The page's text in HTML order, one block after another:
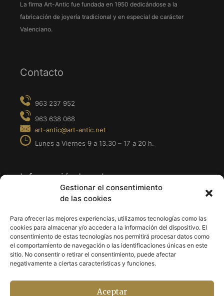
Gestionar el consentimiento
de las cookies
Para ofrecer las mejores experiencias, utilizamos tecnologías como las
cookies para almacenar y/o acceder a la información del dispositivo. El
consentimiento de estas tecnologías nos permitirá procesar datos como
el comportamiento de navegación o las identificaciones únicas en este
sitio. No consentir o retirar el consentimiento, puede afectar
negativamente a ciertas características y funciones.
Aceptar
La firma Art-Antic fue fundada en 1950 dedicándose a la
fabricación de joyería tradicional y en especial de carácter
Valenciano.
Contacto
Información Legal
· Política de Privacidad
· Política de Cookies
Síguenos en